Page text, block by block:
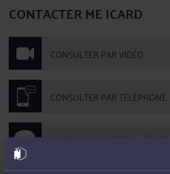
CONTACTER ME ICARD
CONSULTER PAR VIDÉO
CONSULTER PAR TÉLÉPHONE
POSER UNE QUESTION ÉCRITE